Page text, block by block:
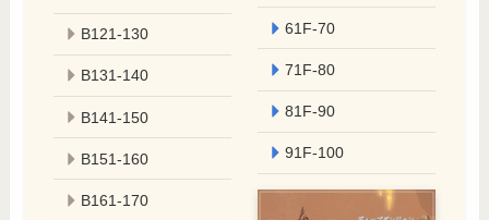
B121-130
B131-140
B141-150
B151-160
B161-170
61F-70
71F-80
81F-90
91F-100